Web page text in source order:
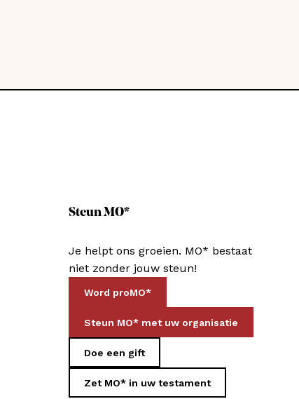
Steun MO*
Je helpt ons groeien. MO* bestaat
niet zonder jouw steun!
Word proMO*
Steun MO* met uw organisatie
Doe een gift
Zet MO* in uw testament